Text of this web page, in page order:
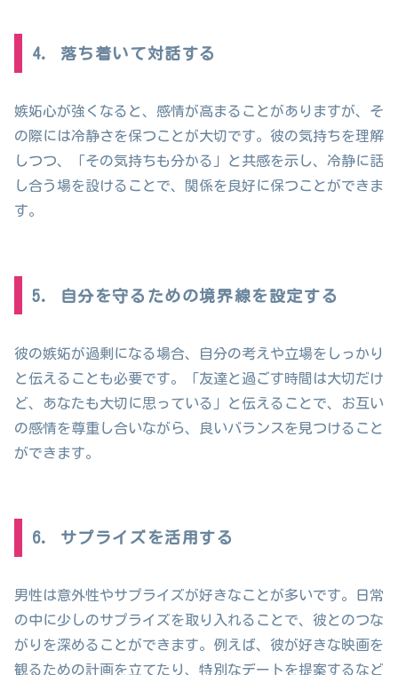
4. 落ち着いて対話する
嫉妬心が強くなると、感情が高まることがありますが、そ
の際には冷静さを保つことが大切です。彼の気持ちを理解
しつつ、「その気持ちも分かる」と共感を示し、冷静に話
し合う場を設けることで、関係を良好に保つことができま
す。
5. 自分を守るための境界線を設定する
彼の嫉妬が過剰になる場合、自分の考えや立場をしっかり
と伝えることも必要です。「友達と過ごす時間は大切だけ
ど、あなたも大切に思っている」と伝えることで、お互い
の感情を尊重し合いながら、良いバランスを見つけること
ができます。
6. サプライズを活用する
男性は意外性やサプライズが好きなことが多いです。日常
の中に少しのサプライズを取り入れることで、彼とのつな
がりを深めることができます。例えば、彼が好きな映画を
観るための計画を立てたり、特別なデートを提案するなど